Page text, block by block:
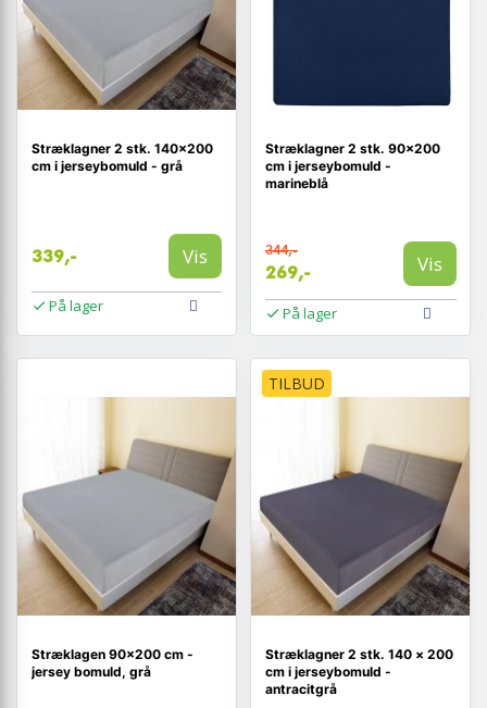
Stræklagner 2 stk. 140×200
cm i jerseybomuld - grå
339,- Vis
På lager
Stræklagner 2 stk. 90×200
cm i jerseybomuld -
marineblå
344,-
269,- Vis
På lager
Stræklagen 90×200 cm -
jersey bomuld, grå
TILBUD
Stræklagner 2 stk. 140 × 200
cm i jerseybomuld -
antracitgrå